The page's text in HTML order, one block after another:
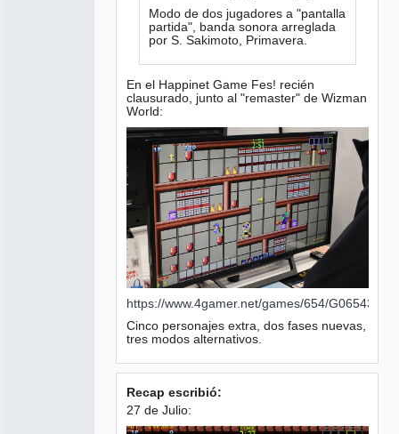
Modo de dos jugadores a "pantalla
partida", banda sonora arreglada
por S. Sakimoto, Primavera.
En el Happinet Game Fes! recién
clausurado, junto al "remaster" de Wizman
World:
https://www.4gamer.net/games/654/G065433/
Cinco personajes extra, dos fases nuevas,
tres modos alternativos.
Recap escribió:
27 de Julio: